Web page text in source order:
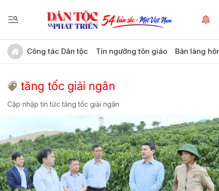
Công tác Dân tộc Tín ngưỡng tôn giáo Bản làng
tăng tốc giải ngân
Cập nhập tin tức tăng tốc giải ngân